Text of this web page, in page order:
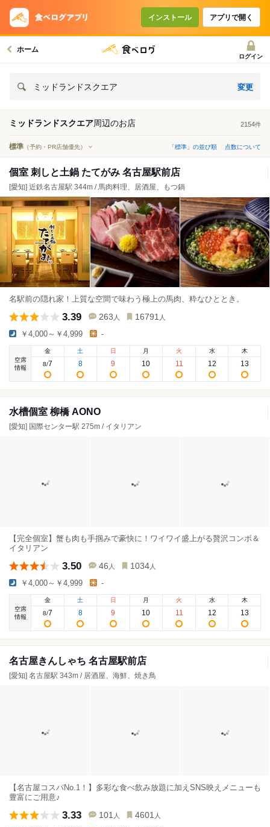
インストール アプリで開く
ホーム
ログイン
ミッドランドスクエア 変更
ミッドランドスクエア周辺のお店 2154件
標準 （予約・PR店舗優先） 「標準」の並び順 点数について
個室 刺しと土鍋 たてがみ 名古屋駅前店
[愛知] 近鉄名古屋駅 344m / 馬肉料理、居酒屋、もつ鍋
名駅前の隠れ家！上質な空間で味わう極上の馬肉、粋なひととき。
3.39 263 人 16791 人
￥4,000～￥4,999 -
空席
情報
金
8/7
土
8
日
9
月
10
火
11
水
12
木
13
水槽個室 柳橋 AONO
[愛知] 国際センター駅 275m / イタリアン
【完全個室】蟹も肉も手掴みで豪快に！ワイワイ盛上がる贅沢コンボ＆
イタリアン
3.50 46 人 1034 人
￥4,000～￥4,999 -
空席
情報
金
8/7
土
8
日
9
月
10
火
11
水
12
木
13
名古屋きんしゃち 名古屋駅前店
[愛知] 名古屋駅 343m / 居酒屋、海鮮、焼き鳥
【名古屋コスパNo.1！】多彩な食べ飲み放題に加えSNS映えメニューも
豊富にご用意♪
3.33 101 人 4601 人